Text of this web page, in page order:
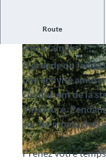
©CC-BY-SA
Route
Le plaisir de
votre famille
A grande ou
une activité
conduisent de la
inférieure.
sur les montagnes
Prenez votre